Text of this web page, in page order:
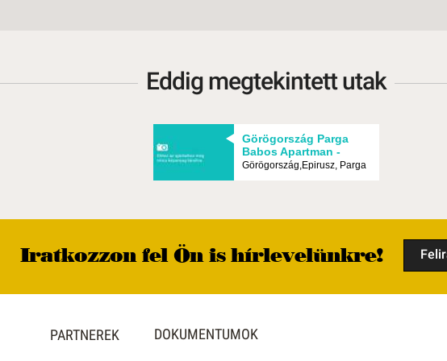
Eddig megtekintett utak
Görögország Parga
Babos Apartman -
Budapest, Busz
Görögország,Epirusz, Parga
Iratkozzon fel Ön is hírlevelünkre!
PARTNEREK DOKUMENTUMOK